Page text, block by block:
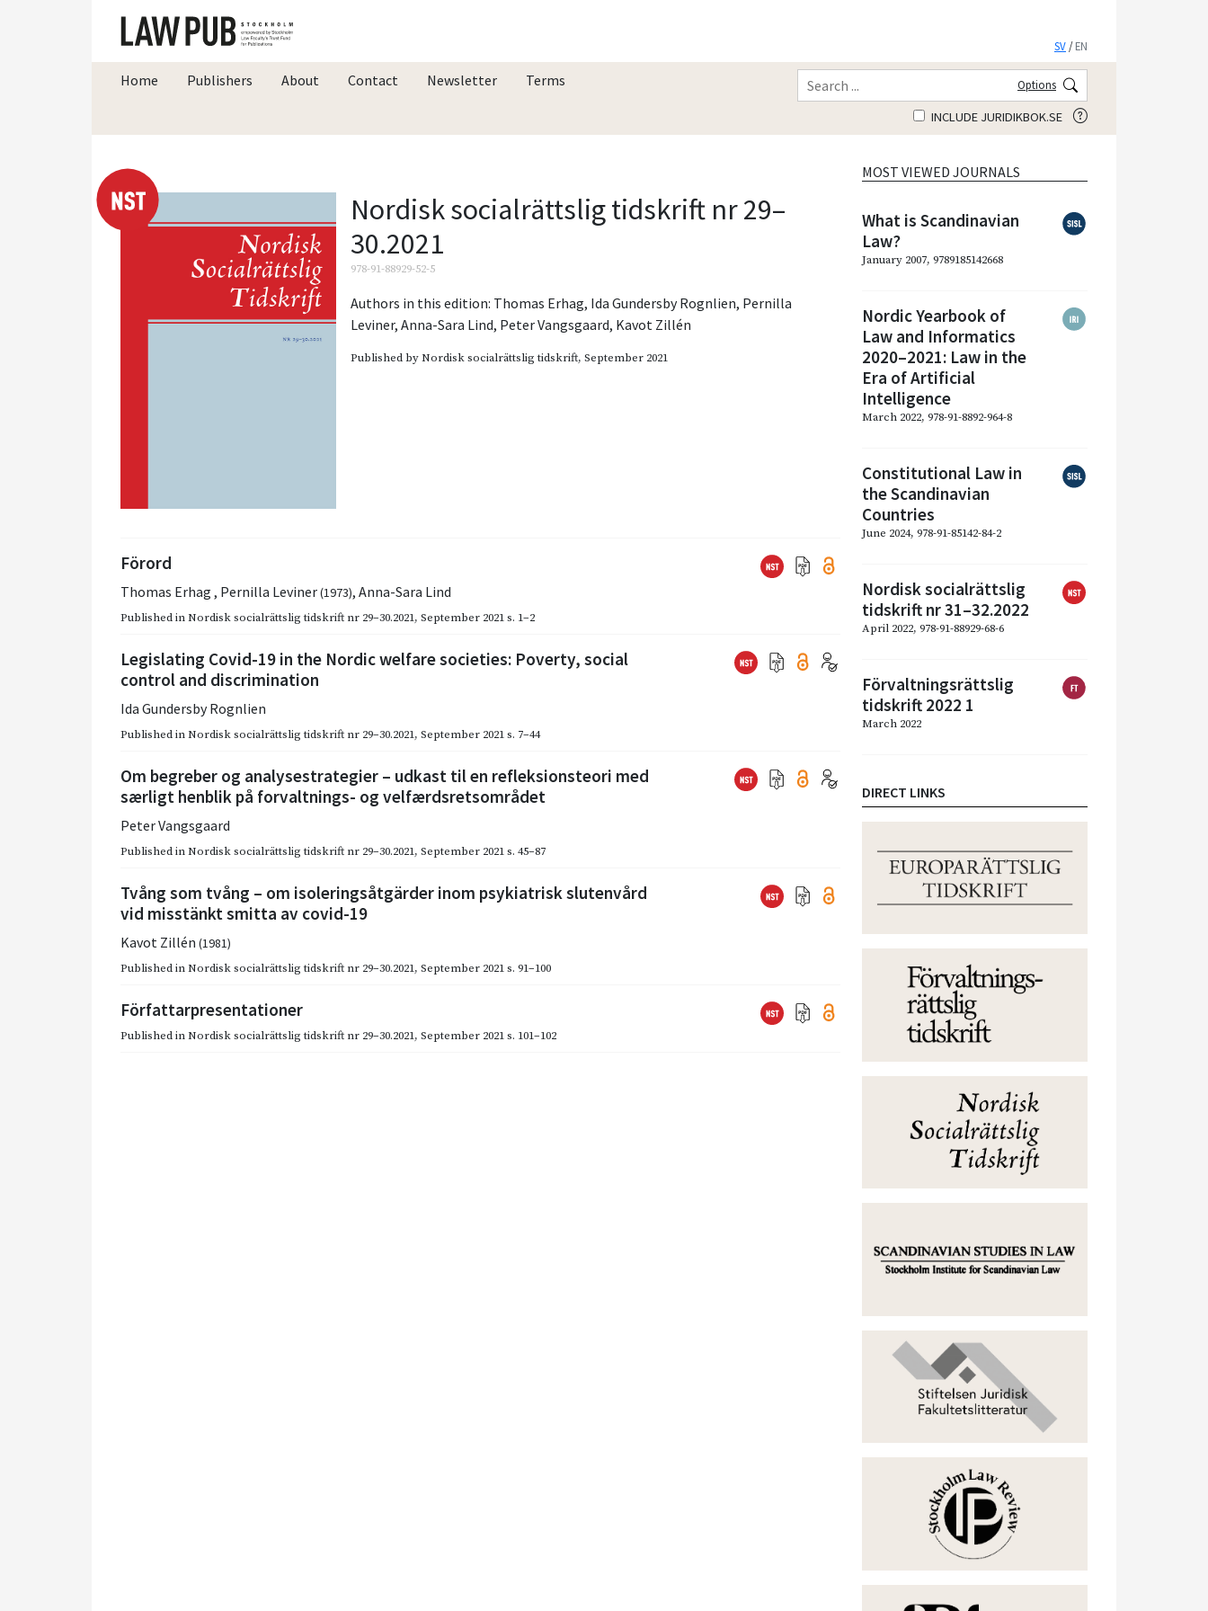
SV /EN
Home Publishers About Contact Newsletter Terms Options
INCLUDE JURIDIKBOK.SE
Nordisk socialrättslig tidskrift nr 29–
30.2021
978-91-88929-52-5
Authors in this edition: Thomas Erhag, Ida Gundersby Rognlien, Pernilla
Leviner,Anna-Sara Lind, Peter Vangsgaard, Kavot Zillén
Published byNordisk socialrättslig tidskrift, September 2021
Förord
Thomas Erhag , Pernilla Leviner(1973), Anna-Sara Lind
Published inNordisk socialrättslig tidskrift nr 29–30.2021, September 2021s. 1–2
Legislating Covid-19 in the Nordic welfare societies: Poverty, social
control and discrimination
Ida Gundersby Rognlien
Published inNordisk socialrättslig tidskrift nr 29–30.2021, September 2021s. 7–44
Om begreber og analysestrategier – udkast til en refleksionsteori med
særligt henblik på forvaltnings- og velfærdsretsområdet
Peter Vangsgaard
Published inNordisk socialrättslig tidskrift nr 29–30.2021, September 2021s. 45–87
Tvång som tvång – om isoleringsåtgärder inom psykiatrisk slutenvård
vid misstänkt smitta av covid-19
Kavot Zillén (1981)
Published inNordisk socialrättslig tidskrift nr 29–30.2021, September 2021s. 91–100
Författarpresentationer
Published inNordisk socialrättslig tidskrift nr 29–30.2021, September 2021s. 101–102
MOST VIEWED JOURNALS
What is Scandinavian
Law?
January 2007, 9789185142668
Nordic Yearbook of
Law and Informatics
2020–2021: Law in the
Era of Artificial
Intelligence
March 2022, 978-91-8892-964-8
Constitutional Law in
the Scandinavian
Countries
June 2024, 978-91-85142-84-2
Nordisk socialrättslig
tidskrift nr 31–32.2022
April 2022, 978-91-88929-68-6
Förvaltningsrättslig
tidskrift 2022 1
March 2022
DIRECT LINKS